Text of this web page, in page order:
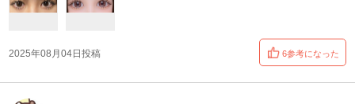
2025年08月04日投稿 6参考になった